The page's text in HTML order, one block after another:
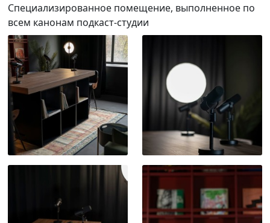
Специализированное помещение, выполненное по
всем канонам подкаст-студии